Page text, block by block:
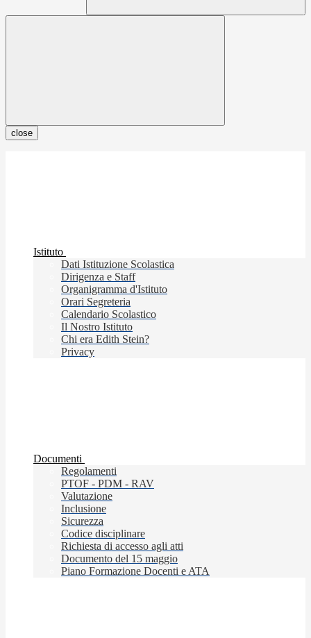
close
Istituto
Dati Istituzione Scolastica
Dirigenza e Staff
Organigramma d'Istituto
Orari Segreteria
Calendario Scolastico
Il Nostro Istituto
Chi era Edith Stein?
Privacy
Documenti
Regolamenti
PTOF - PDM - RAV
Valutazione
Inclusione
Sicurezza
Codice disciplinare
Richiesta di accesso agli atti
Documento del 15 maggio
Piano Formazione Docenti e ATA